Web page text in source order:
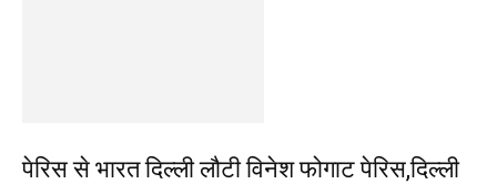
पेरिस से भारत दिल्ली लौटी विनेश फोगाट पेरिस,दिल्ली